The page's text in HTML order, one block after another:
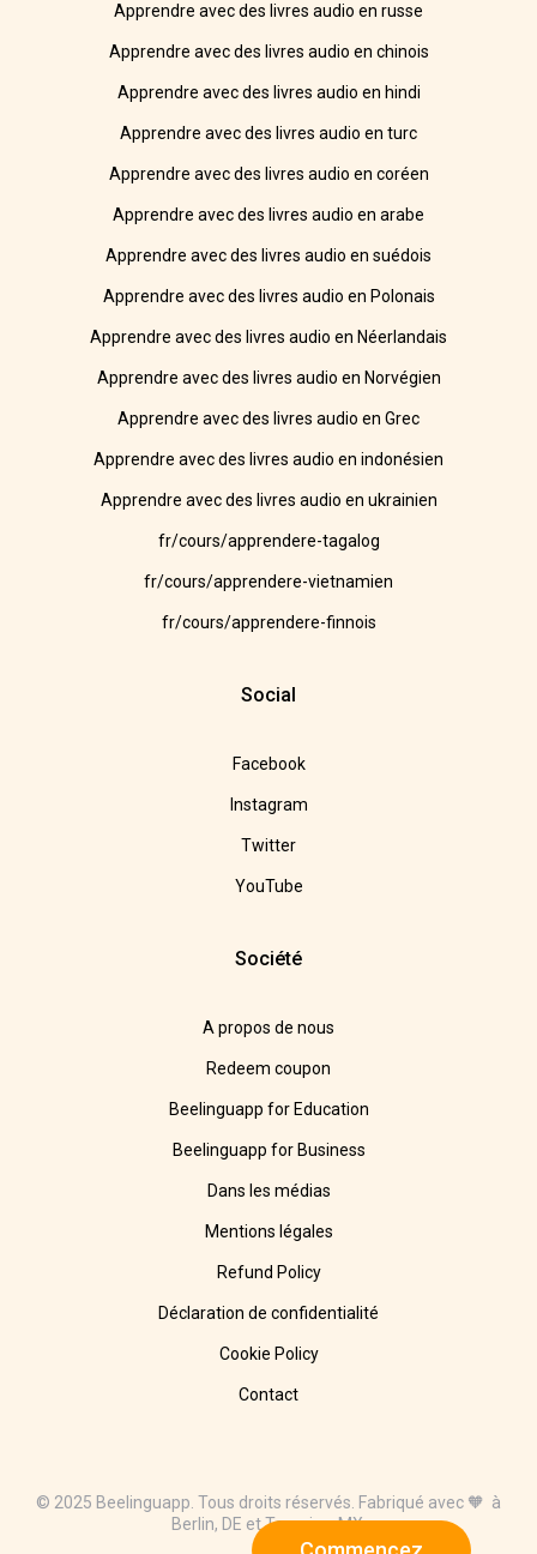
Apprendre avec des livres audio en russe
Apprendre avec des livres audio en chinois
Apprendre avec des livres audio en hindi
Apprendre avec des livres audio en turc
Apprendre avec des livres audio en coréen
Apprendre avec des livres audio en arabe
Apprendre avec des livres audio en suédois
Apprendre avec des livres audio en Polonais
Apprendre avec des livres audio en Néerlandais
Apprendre avec des livres audio en Norvégien
Apprendre avec des livres audio en Grec
Apprendre avec des livres audio en indonésien
Apprendre avec des livres audio en ukrainien
fr/cours/apprendere-tagalog
fr/cours/apprendere-vietnamien
fr/cours/apprendere-finnois
Social
Facebook
Instagram
Twitter
YouTube
Société
A propos de nous
Redeem coupon
Beelinguapp for Education
Beelinguapp for Business
Dans les médias
Mentions légales
Refund Policy
Déclaration de confidentialité
Cookie Policy
Contact
© 2025 Beelinguapp. Tous droits réservés. Fabriqué avec 🧡 à
Berlin, DE et Tampico, MX.